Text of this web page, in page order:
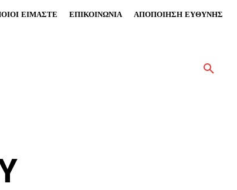
ΕΙΜΑΣΤΕ ΕΠΙΚΟΙΝΩΝΙΑ ΑΠΟΠΟΙΗΣΗ ΕΥΘΥΝΗΣ